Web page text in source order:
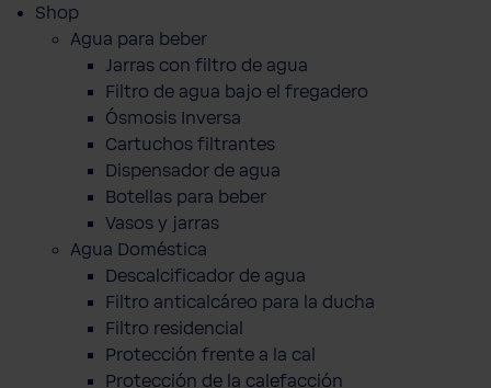
Shop
Agua para beber
Jarras con filtro de agua
Filtro de agua bajo el fregadero
Ósmosis Inversa
Cartuchos filtrantes
Dispensador de agua
Botellas para beber
Vasos y jarras
Agua Doméstica
Descalcificador de agua
Filtro anticalcáreo para la ducha
Filtro residencial
Protección frente a la cal
Protección de la calefacción